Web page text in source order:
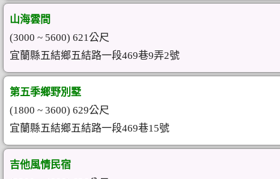
山海雲間
(3000 ~ 5600) 621公尺
宜蘭縣五結鄉五結路一段469巷9弄2號
第五季鄉野別墅
(1800 ~ 3600) 629公尺
宜蘭縣五結鄉五結路一段469巷15號
吉他風情民宿